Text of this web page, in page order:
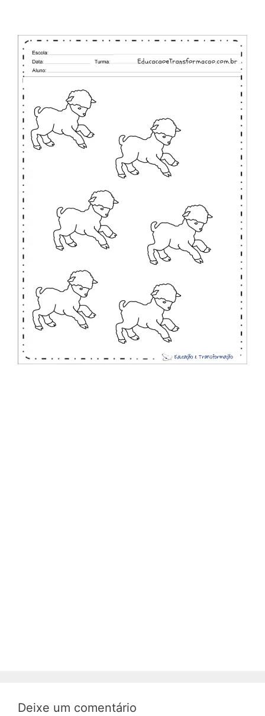
Deixe um comentário